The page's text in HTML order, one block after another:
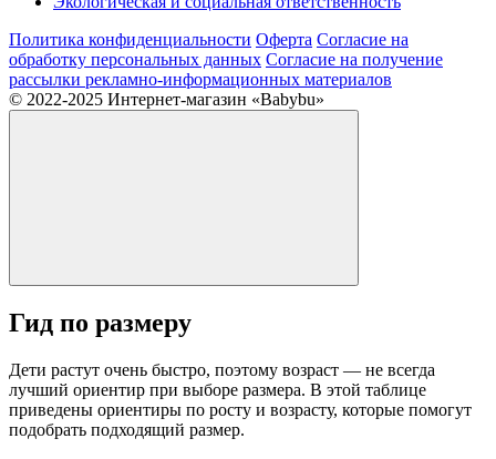
Политика конфиденциальности Оферта Согласие на
обработку персональных данных Согласие на получение
рассылки рекламно-информационных материалов
© 2022-2025 Интернет-магазин «Babybu»
Гид по размеру
Дети растут очень быстро, поэтому возраст — не всегда
лучший ориентир при выборе размера. В этой таблице
приведены ориентиры по росту и возрасту, которые помогут
подобрать подходящий размер.